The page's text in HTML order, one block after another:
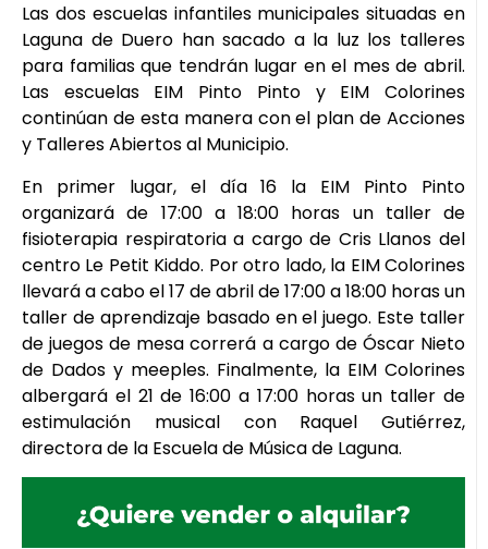
Las dos escuelas infantiles municipales situadas en
Laguna de Duero han sacado a la luz los talleres
para familias que tendrán lugar en el mes de abril.
Las escuelas EIM Pinto Pinto y EIM Colorines
continúan de esta manera con el plan de Acciones
y Talleres Abiertos al Municipio.
En primer lugar, el día 16 la EIM Pinto Pinto
organizará de 17:00 a 18:00 horas un taller de
fisioterapia respiratoria a cargo de Cris Llanos del
centro Le Petit Kiddo. Por otro lado, la EIM Colorines
llevará a cabo el 17 de abril de 17:00 a 18:00 horas un
taller de aprendizaje basado en el juego. Este taller
de juegos de mesa correrá a cargo de Óscar Nieto
de Dados y meeples. Finalmente, la EIM Colorines
albergará el 21 de 16:00 a 17:00 horas un taller de
estimulación musical con Raquel Gutiérrez,
directora de la Escuela de Música de Laguna.